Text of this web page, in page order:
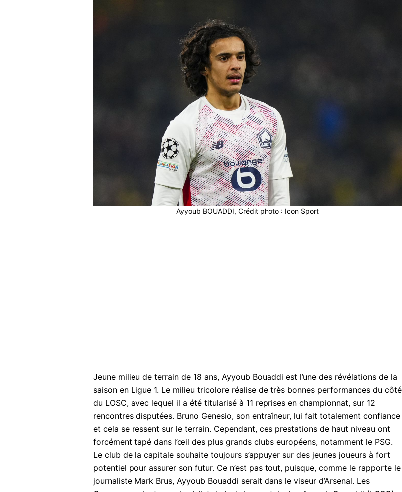
Ayyoub BOUADDI, Crédit photo : Icon Sport
Jeune milieu de terrain de 18 ans, Ayyoub Bouaddi est l’une des révélations de la
saison en Ligue 1. Le milieu tricolore réalise de très bonnes performances du côté
du LOSC, avec lequel il a été titularisé à 11 reprises en championnat, sur 12
rencontres disputées. Bruno Genesio, son entraîneur, lui fait totalement confiance
et cela se ressent sur le terrain. Cependant, ces prestations de haut niveau ont
forcément tapé dans l’œil des plus grands clubs européens, notamment le PSG.
Le club de la capitale souhaite toujours s’appuyer sur des jeunes joueurs à fort
potentiel pour assurer son futur. Ce n’est pas tout, puisque, comme le rapporte le
journaliste Mark Brus, Ayyoub Bouaddi serait dans le viseur d’Arsenal. Les